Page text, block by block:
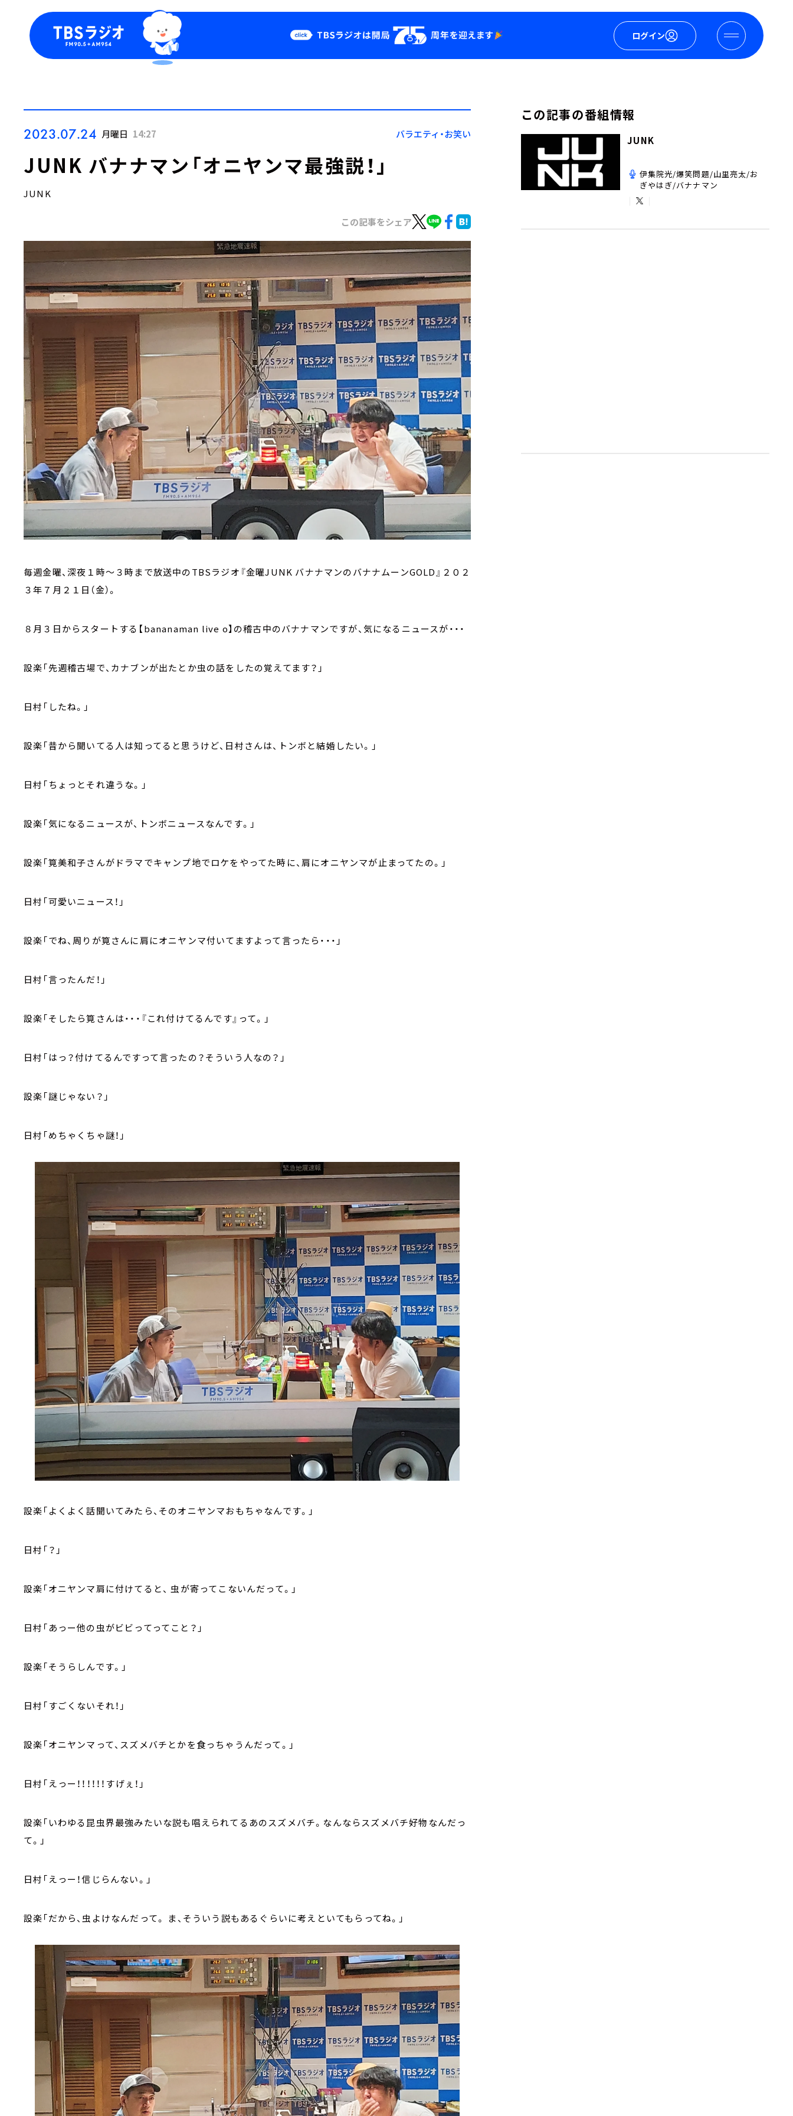
ログイン
Podcast
YouTube
会社情報
2023.07.24 月曜日 14:27 バラエティ・お笑い
JUNK バナナマン「オニヤンマ最強説！」
JUNK
この記事をシェア
毎週金曜、深夜１時～３時まで放送中のTBSラジオ『金曜JUNK バナナマンのバナナムーンGOLD』２０２
３年７月２１日（金）。
８月３日からスタートする【bananaman live o】の稽古中のバナナマンですが、気になるニュースが・・・
設楽「先週稽古場で、カナブンが出たとか虫の話をしたの覚えてます？」
日村「したね。」
設楽「昔から聞いてる人は知ってると思うけど、日村さんは、トンボと結婚したい。」
日村「ちょっとそれ違うな。」
設楽「気になるニュースが、トンボニュースなんです。」
設楽「筧美和子さんがドラマでキャンプ地でロケをやってた時に、肩にオニヤンマが止まってたの。」
日村「可愛いニュース！」
設楽「でね、周りが筧さんに肩にオニヤンマ付いてますよって言ったら・・・」
日村「言ったんだ！」
設楽「そしたら筧さんは・・・『これ付けてるんです』って。」
日村「はっ？付けてるんですって言ったの？そういう人なの？」
設楽「謎じゃない？」
日村「めちゃくちゃ謎！」
設楽「よくよく話聞いてみたら、そのオニヤンマおもちゃなんです。」
日村「？」
設楽「オニヤンマ肩に付けてると、 虫が寄ってこないんだって。」
日村「あっー他の虫がビビってってこと？」
設楽「そうらしんです。」
日村「すごくないそれ！」
設楽「オニヤンマって、スズメバチとかを食っちゃうんだって。」
日村「えっー！！！！！！すげぇ！」
設楽「いわゆる昆虫界最強みたいな説も唱えられてるあのスズメバチ。なんならスズメバチ好物なんだっ
て。」
日村「えっー！信じらんない。」
設楽「だから、虫よけなんだって。 ま、そういう説もあるぐらいに考えといてもらってね。」
この記事の番組情報
JUNK
伊集院光/爆笑問題/山里亮太/お
ぎやはぎ/バナナマン